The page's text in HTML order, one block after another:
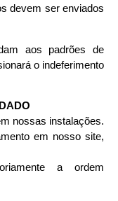
devem ser enviados
aos padrões de
o indeferimento
nossas instalações.
em nosso site,
a ordem